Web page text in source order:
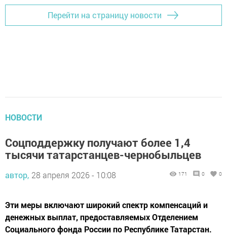
Перейти на страницу новости
НОВОСТИ
Соцподдержку получают более 1,4
тысячи татарстанцев-чернобыльцев
автор, 28 апреля 2026 - 10:08 171 0 0
Эти меры включают широкий спектр компенсаций и
денежных выплат, предоставляемых Отделением
Социального фонда России по Республике Татарстан.